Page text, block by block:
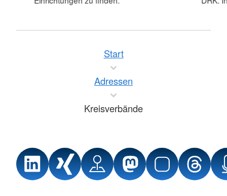
Start
Adressen
Kreisverbände